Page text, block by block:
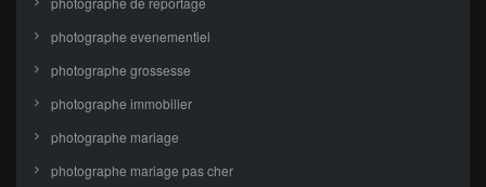
photographe evenementiel
photographe grossesse
photographe immobilier
photographe mariage
photographe mariage pas cher